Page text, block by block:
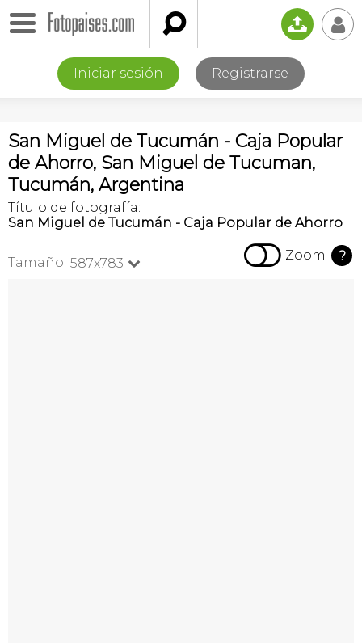
 📤 👤
Iniciar sesión Registrarse
San Miguel de Tucumán - Caja Popular
de Ahorro, San Miguel de Tucuman,
Tucumán, Argentina
Título de fotografía:
San Miguel de Tucumán - Caja Popular de Ahorro
Tamaño: 587x783   Zoom ?